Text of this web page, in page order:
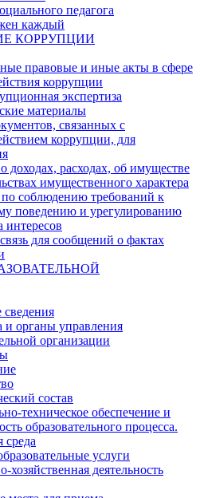
педагога
каждый
КОРРУПЦИИ
правовые и иные акты в сфере
коррупции
экспертиза
материалы
связанных с
коррупции, для
доходах, расходах, об имуществе
имущественного характера
соблюдению требований к
поведению и урегулированию
интересов
для сообщений о фактах
и органы управления
организации
состав
техническое обеспечение и
образовательного процесса.
среда
услуги
хозяйственная деятельность